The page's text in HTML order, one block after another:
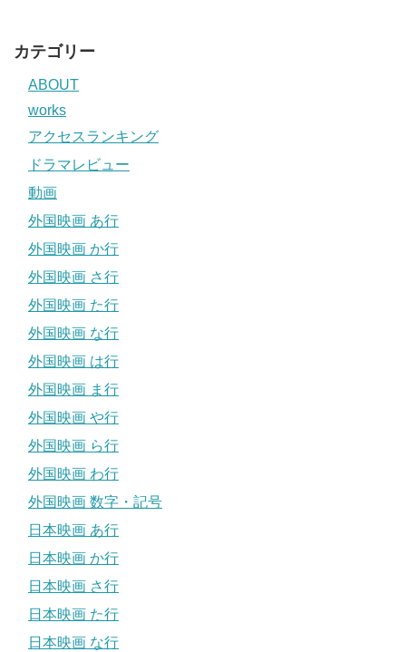
カテゴリー
ABOUT
works
アクセスランキング
ドラマレビュー
動画
外国映画 あ行
外国映画 か行
外国映画 さ行
外国映画 た行
外国映画 な行
外国映画 は行
外国映画 ま行
外国映画 や行
外国映画 ら行
外国映画 わ行
外国映画 数字・記号
日本映画 あ行
日本映画 か行
日本映画 さ行
日本映画 た行
日本映画 な行